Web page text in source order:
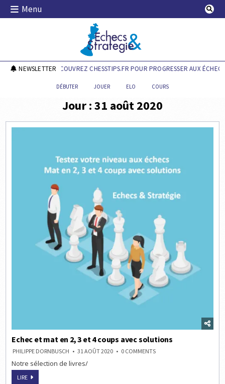
Skip
Menu
Echecs & Stratégie
NEWSLETTERDÉCOUVREZ CHESSTIPS.FR POUR PROGRESSER AUX ÉCHECS
DÉBUTER JOUER ELO COURS
Jour :31 août 2020
Echec et mat en 2, 3 et 4 coups avec solutions
PHILIPPE DORNBUSCH 31 AOÛT 2020 0 COMMENTSON
Notre sélection de livres/
LIREECHEC